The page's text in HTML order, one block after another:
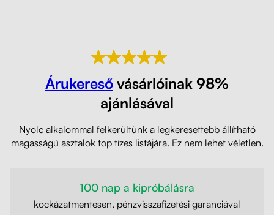
Árukereső vásárlóinak 98%
ajánlásával
Nyolc alkalommal felkerültünk a legkeresettebb állítható
magasságú asztalok top tízes listájára. Ez nem lehet véletlen.
100 nap a kipróbálásra
kockázatmentesen, pénzvisszafizetési garanciával